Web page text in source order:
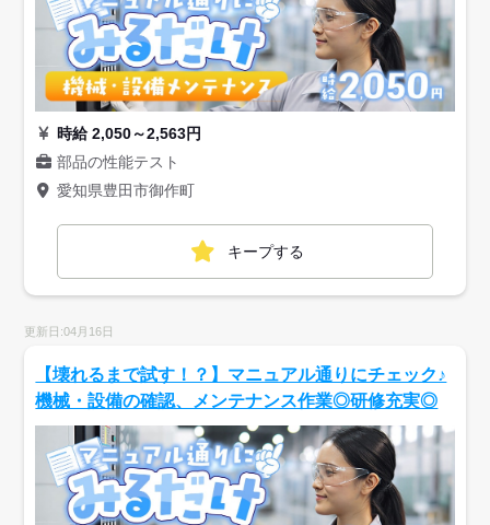
時給 2,050～2,563円
部品の性能テスト
愛知県豊田市御作町
キープする
更新日:04月16日
【壊れるまで試す！？】マニュアル通りにチェック♪
機械・設備の確認、メンテナンス作業◎研修充実◎